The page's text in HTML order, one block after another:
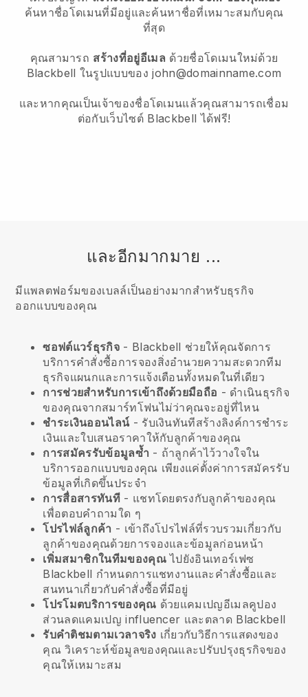
ค้นหาชื่อโดเมนที่มีอยู่และค้นหาชื่อที่เหมาะสมกับคุณ
ที่สุด
คุณสามารถ สร้างที่อยู่อีเมล ด้วยชื่อโดเมนใหม่ด้วย
Blackbell ในรูปแบบของ john@domainname.com
และหากคุณเป็นเจ้าของชื่อโดเมนแล้วคุณสามารถเชื่อม
ต่อกับเว็บไซต์ Blackbell ได้ฟรี!
และอีกมากมาย ...
มีแพลตฟอร์มของเบลล์เป็นอย่างมากสำหรับธุรกิจ
ออกแบบของคุณ
ซอฟต์แวร์ธุรกิจ- Blackbell ช่วยให้คุณจัดการ
บริการคำสั่งซื้อการจองสิ่งอำนวยความสะดวกทีม
ธุรกิจแผนกและการแจ้งเตือนทั้งหมดในที่เดียว
การช่วยสำหรับการเข้าถึงด้วยมือถือ - ดำเนินธุรกิจ
ของคุณจากสมาร์ทโฟนไม่ว่าคุณจะอยู่ที่ไหน
ชำระเงินออนไลน์- รับเงินทันทีสร้างลิงค์การชำระ
เงินและใบเสนอราคาให้กับลูกค้าของคุณ
การสมัครรับข้อมูลซ้ำ - ถ้าลูกค้าไว้วางใจใน
บริการออกแบบของคุณ เพียงแค่ตั้งค่าการสมัครรับ
ข้อมูลที่เกิดขึ้นประจำ
การสื่อสารทันที- แชทโดยตรงกับลูกค้าของคุณ
เพื่อตอบคำถามใด ๆ
โปรไฟล์ลูกค้า - เข้าถึงโปรไฟล์ที่รวบรวมเกี่ยวกับ
ลูกค้าของคุณด้วยการจองและข้อมูลก่อนหน้า
เพิ่มสมาชิกในทีมของคุณไปยังอินเทอร์เฟซ
Blackbell กำหนดการแชทงานและคำสั่งซื้อและ
สนทนาเกี่ยวกับคำสั่งซื้อที่มีอยู่
โปรโมตบริการของคุณ ด้วยแคมเปญอีเมลคูปอง
ส่วนลดแคมเปญ influencer และตลาด Blackbell
รับคำติชมตามเวลาจริง เกี่ยวกับวิธีการแสดงของ
คุณ วิเคราะห์ข้อมูลของคุณและปรับปรุงธุรกิจของ
คุณให้เหมาะสม